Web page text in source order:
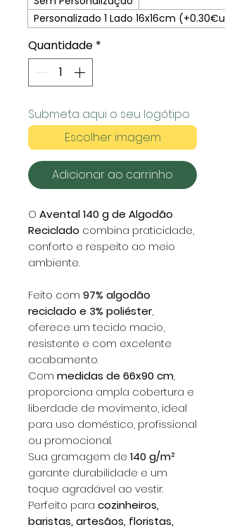
Personalizado 1 Lado 16x16cm
Quantidade *
Submeta aqui o seu logótipo
Escolher imagem
Adicionar ao carrinho
O Avental 140 g de Algodão
Reciclado combina praticidade,
conforto e respeito ao meio
ambiente.
Feito com 97% algodão
reciclado e 3% poliéster,
oferece um tecido macio,
resistente e com excelente
acabamento.
Com medidas de 66x90 cm,
proporciona ampla cobertura e
liberdade de movimento, ideal
para uso doméstico, profissional
ou promocional.
Sua gramagem de 140 g/m²
garante durabilidade e um
toque agradável ao vestir.
Perfeito para cozinheiros,
baristas, artesãos, floristas,